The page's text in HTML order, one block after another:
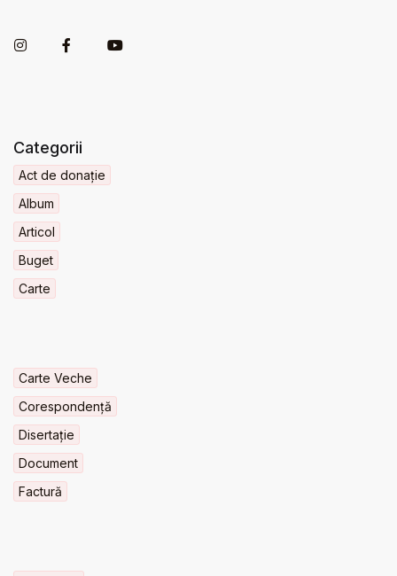
Categorii
Act de donație
Album
Articol
Buget
Carte
Carte Veche
Corespondență
Disertație
Document
Factură